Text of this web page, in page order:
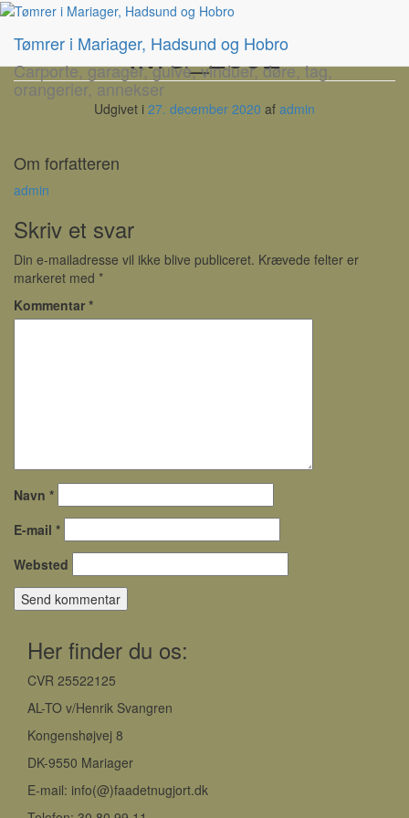
Tømrer i Mariager, Hadsund og Hobro
Carporte, garager, gulve, vinduer, døre, tag,
orangerier, annekser
IMG_2092
Udgivet i 27. december 2020 af admin
Om forfatteren
admin
Skriv et svar
Din e-mailadresse vil ikke blive publiceret. Krævede felter er
markeret med *
Kommentar *
Navn *
E-mail *
Websted
Her finder du os:
CVR 25522125
AL-TO v/Henrik Svangren
Kongenshøjvej 8
DK-9550 Mariager
E-mail: info(@)faadetnugjort.dk